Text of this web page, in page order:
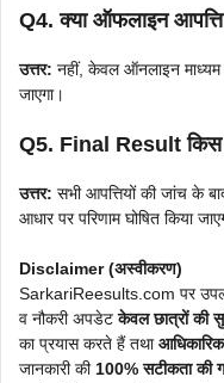
Q4. क्या ऑफलाइन आपत्ति
उत्तर: नहीं, केवल ऑनलाइन माध्यम
जाएगा।
Q5. Final Result किस
उत्तर: सभी आपत्तियों की जांच के
आधार पर परिणाम घोषित किया
Disclaimer (अस्वीकरण)
SarkariReesults.com पर
व नौकरी अपडेटकेवल छात्रों की
का प्रयास करते हैं तथा
जानकारी की100% सटीकता की